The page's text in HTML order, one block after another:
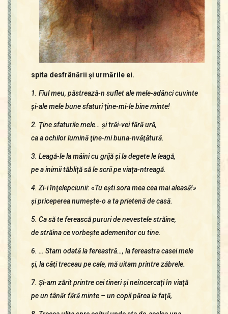
spita desfrânării şi urmările ei.
1. Fiul meu, păstrează-n suflet ale mele-adânci cuvinte
şi-ale mele bune sfaturi ţine-mi-le bine minte!
2. Ţine sfaturile mele… şi trăi-vei fără ură,
ca a ochilor lumină ţine-mi buna-nvăţătură.
3. Leagă-le la mâini cu grijă şi la degete le leagă,
pe a inimii tăbliţă să le scrii pe viaţa-ntreagă.
4. Zi-i înţelepciunii: «Tu eşti sora mea cea mai aleasă!»
şi priceperea numeşte-o a ta prietenă de casă.
5. Ca să te ferească pururi de nevestele străine,
de străina ce vorbeşte ademenitor cu tine.
6. … Stam odată la fereastră…, la fereastra casei mele
şi, la câţi treceau pe cale, mă uitam printre zăbrele.
7. Şi-am zărit printre cei tineri şi neîncercaţi în viaţă
pe un tânăr fără minte – un copil părea la faţă,